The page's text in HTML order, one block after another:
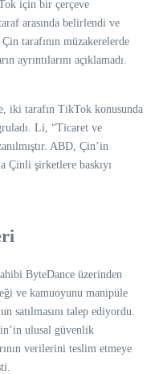
için bir çerçeve
arasında belirlendi ve
tarafının müzakerelerde
ayrıntılarını açıklamadı.
iki tarafın TikTok konusunda
Li, “Ticaret ve
ABD, Çin’in
Çinli şirketlere baskıyı
ByteDance üzerinden
ve kamuoyunu manipüle
satılmasını talep ediyordu.
ulusal güvenlik
verilerini teslim etmeye